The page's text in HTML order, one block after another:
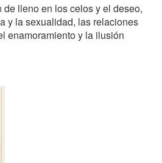
de lleno en los celos y el deseo,
y la sexualidad, las relaciones
enamoramiento y la ilusión